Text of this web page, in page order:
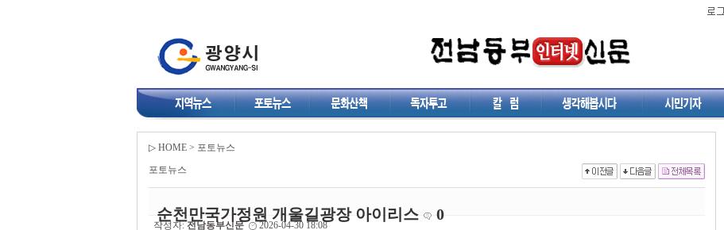
▷ HOME > 포토뉴스
포토뉴스
순천만국가정원 개울길광장 아이리스 0
작성자: 전남동부신문 2026-04-30 18:08